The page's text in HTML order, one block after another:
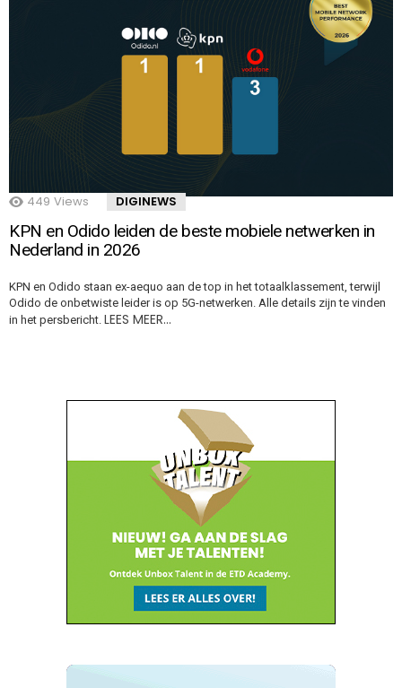
449 Views DIGINEWS
KPN en Odido leiden de beste mobiele netwerken in
Nederland in 2026
KPN en Odido staan ex-aequo aan de top in het totaalklassement, terwijl
Odido de onbetwiste leider is op 5G-netwerken. Alle details zijn te vinden
in het persbericht. LEES MEER…